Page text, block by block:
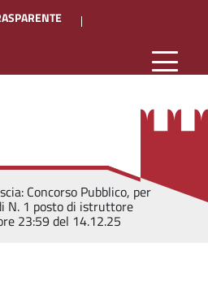
Concorso Pubblico, per
N. 1 posto di istruttore
23:59 del 14.12.25